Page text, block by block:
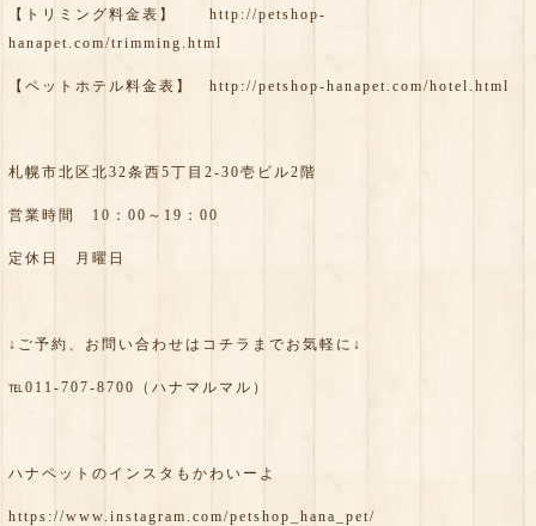
【トリミング料金表】 http://petshop-
hanapet.com/trimming.html
【ペットホテル料金表】 http://petshop-hanapet.com/hotel.html
札幌市北区北32条西5丁目2-30壱ビル2階
営業時間 10：00～19：00
定休日 月曜日
↓ご予約、お問い合わせはコチラまでお気軽に↓
℡011-707-8700（ハナマルマル）
ハナペットのインスタもかわいーよ
https://www.instagram.com/petshop_hana_pet/